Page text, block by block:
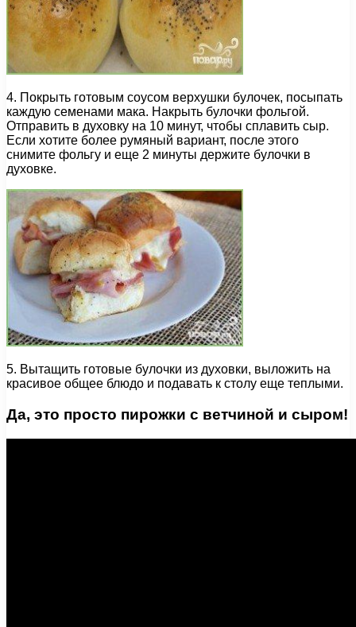
4. Покрыть готовым соусом верхушки булочек, посыпать
каждую семенами мака. Накрыть булочки фольгой.
Отправить в духовку на 10 минут, чтобы сплавить сыр.
Если хотите более румяный вариант, после этого
снимите фольгу и еще 2 минуты держите булочки в
духовке.
5. Вытащить готовые булочки из духовки, выложить на
красивое общее блюдо и подавать к столу еще теплыми.
Да, это просто пирожки с ветчиной и сыром!